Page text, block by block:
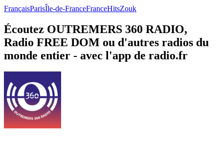
FrançaisParisÎle-de-FranceFranceHitsZouk
Écoutez OUTREMERS 360 RADIO,
Radio FREE DOM ou d'autres radios du
monde entier - avec l'app de radio.fr